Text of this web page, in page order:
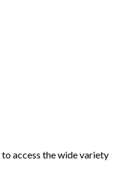
access the wide variety